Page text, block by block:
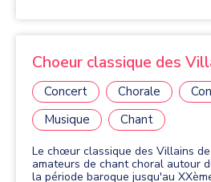
Choeur classique des
Concert Chorale
Musique
Chant
Le chœur classique des Villains
amateurs de chant choral autour
la période baroque jusqu'au XXème